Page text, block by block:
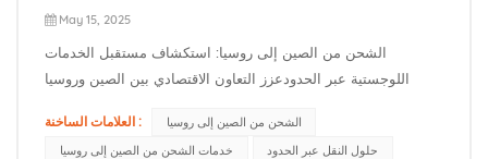
May 15, 2025
الشحن من الصين إلى روسيا: استكشاف مستقبل الخدمات
اللوجستية عبر الحدودعزز التعاون الاقتصادي بين الصين وروسيا
مليار دولار أمريكي في عام 2024، ومن المتوقع أن يُعزى النمو إلى
العلامات الساخنة :
الشحن من الصين إلى روسيا
خدمات الشحن من الصين إلى روسيا
حلول النقل عبر الحدود